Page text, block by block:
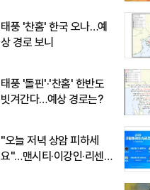
태풍 '찬홈' 한국 오나…예
상 경로 보니
태풍 '돌핀'·'찬홈' 한반도
빗겨간다…예상 경로는?
"오늘 저녁 상암 피하세
요"…맨시티·이강인·리센느